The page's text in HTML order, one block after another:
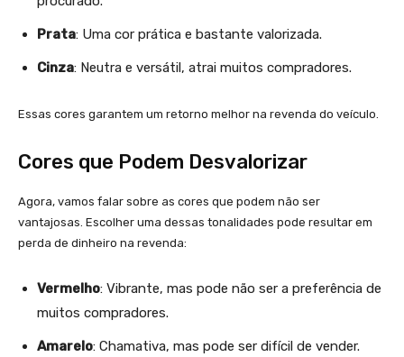
Prata: Uma cor prática e bastante valorizada.
Cinza: Neutra e versátil, atrai muitos compradores.
Essas cores garantem um retorno melhor na revenda do veículo.
Cores que Podem Desvalorizar
Agora, vamos falar sobre as cores que podem não ser
vantajosas. Escolher uma dessas tonalidades pode resultar em
perda de dinheiro na revenda:
Vermelho: Vibrante, mas pode não ser a preferência de
muitos compradores.
Amarelo: Chamativa, mas pode ser difícil de vender.